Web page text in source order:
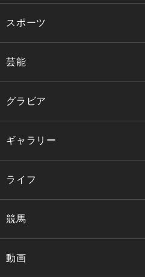
スポーツ
芸能
グラビア
ギャラリー
ライフ
競馬
動画